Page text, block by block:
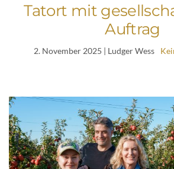
Tatort mit
Auftrag
2. November 2025 | Ludger Wess